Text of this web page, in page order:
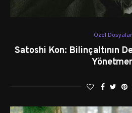
Özel Dosyalar
Satoshi Kon: Bilinçaltının